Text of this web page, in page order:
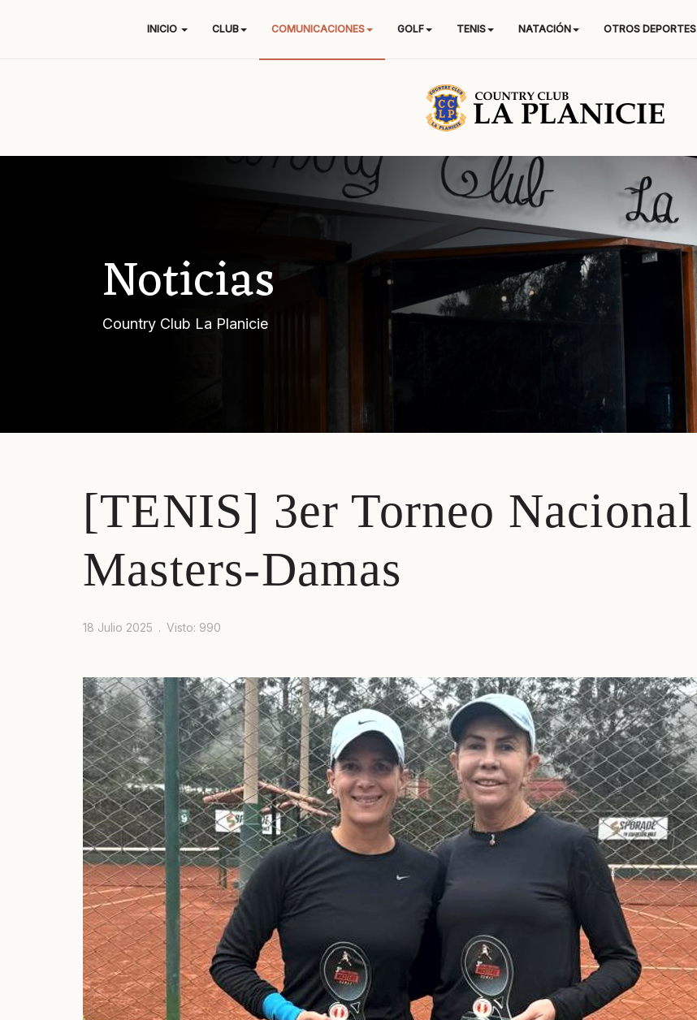
INICIO CLUB COMUNICACIONES GOLF TENIS NATACIÓN OTROS DEPORTES
Noticias
Country Club La Planicie
[TENIS] 3er Torneo Nacional
Masters-Damas
18 Julio 2025 Visto: 990